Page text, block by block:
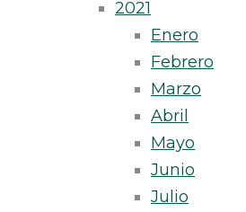
2021
Enero
Febrero
Marzo
Abril
Mayo
Junio
Julio